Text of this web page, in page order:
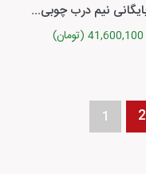
کمد بایگانی نیم درب چوبی با دو درب برلیانت
41,600,100 (تومان)
1 2